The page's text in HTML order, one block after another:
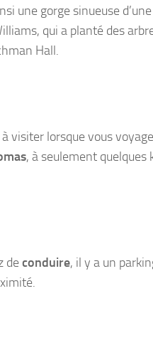
une gorge sinueuse
qui a planté des
Hall.
lorsque vous
, à seulement quelques
deconduire, il y a un